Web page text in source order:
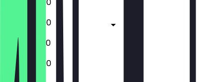
12:00 - 22:00
13:00 - 23:30
13:00 - 22:00